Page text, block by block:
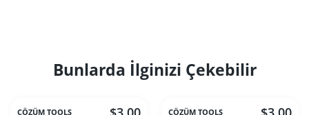
Bunlarda İlginizi Çekebilir
ÇÖZÜM TOOLS ÇÖZÜM TOOLS